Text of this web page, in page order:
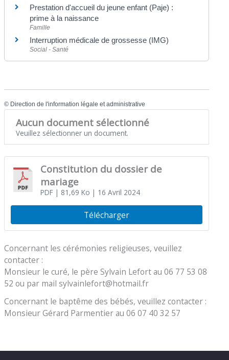
Prestation d'accueil du jeune enfant (Paje) :
prime à la naissance
Famille
Interruption médicale de grossesse (IMG)
Social - Santé
© Direction de l'information légale et administrative
Aucun document sélectionné
Veuillez sélectionner un document.
Constitution du dossier de
mariage
PDF| 81,69 Ko | 16 Avril 2024
Télécharger
Concernant les cérémonies religieuses, veuillez
contacter :
Monsieur le curé, le père Sylvain Lefort au 06 77 53 08
52 ou par mail sylvainlefort@hotmail.fr
Concernant le baptême des bébés, veuillez contacter :
Monsieur Gérard Parmentier au 06 07 40 32 57